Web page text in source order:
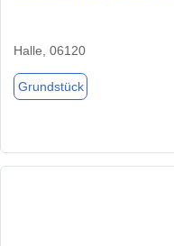
Halle, 06120
Grundstück